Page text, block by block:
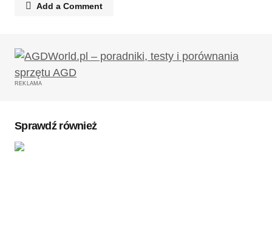
Add a Comment
Twój adres email nie zostanie opublikowany.
Wymagane pola są oznaczone
REKLAMA
Sprawdź również